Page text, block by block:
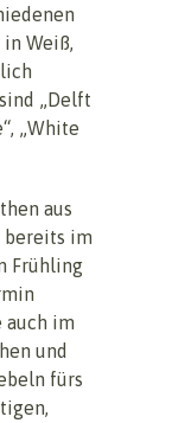
in Weiß,
„Delft
„White
aus
bereits im
Frühling
auch im
und
fürs